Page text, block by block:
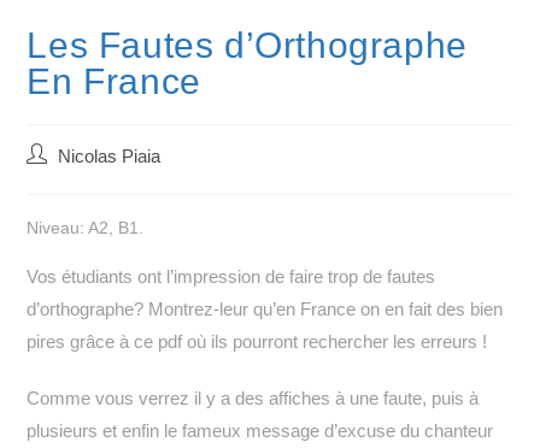
Les Fautes d’Orthographe
En France
Auteur/autrice
publication :
Nicolas Piaia
Niveau: A2, B1.
Vos étudiants ont l’impression de faire trop de fautes
d’orthographe? Montrez-leur qu’en France on en fait des bien
pires grâce à ce pdf où ils pourront rechercher les erreurs !
Comme vous verrez il y a des affiches à une faute, puis à
plusieurs et enfin le fameux message d’excuse du chanteur